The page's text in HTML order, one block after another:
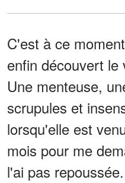
C'est à ce
enfin découvert le
Une menteuse,
scrupules et
lorsqu'elle est
mois pour me
l'ai pas repoussée.